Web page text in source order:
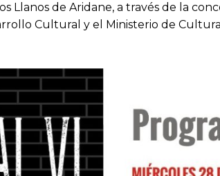
de Aridane, a través de la
Cultural y el Ministerio de